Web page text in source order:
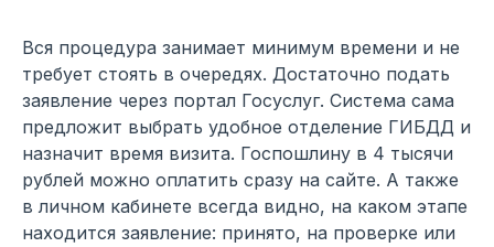
Вся процедура занимает минимум времени и не
требует стоять в очередях. Достаточно подать
заявление через портал Госуслуг. Система сама
предложит выбрать удобное отделение ГИБДД и
назначит время визита. Госпошлину в 4 тысячи
рублей можно оплатить сразу на сайте. А также
в личном кабинете всегда видно, на каком этапе
находится заявление: принято, на проверке или